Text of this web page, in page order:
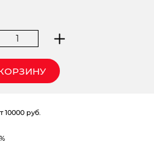
Количество
нивелир
ЗЕЛ
10000 руб.